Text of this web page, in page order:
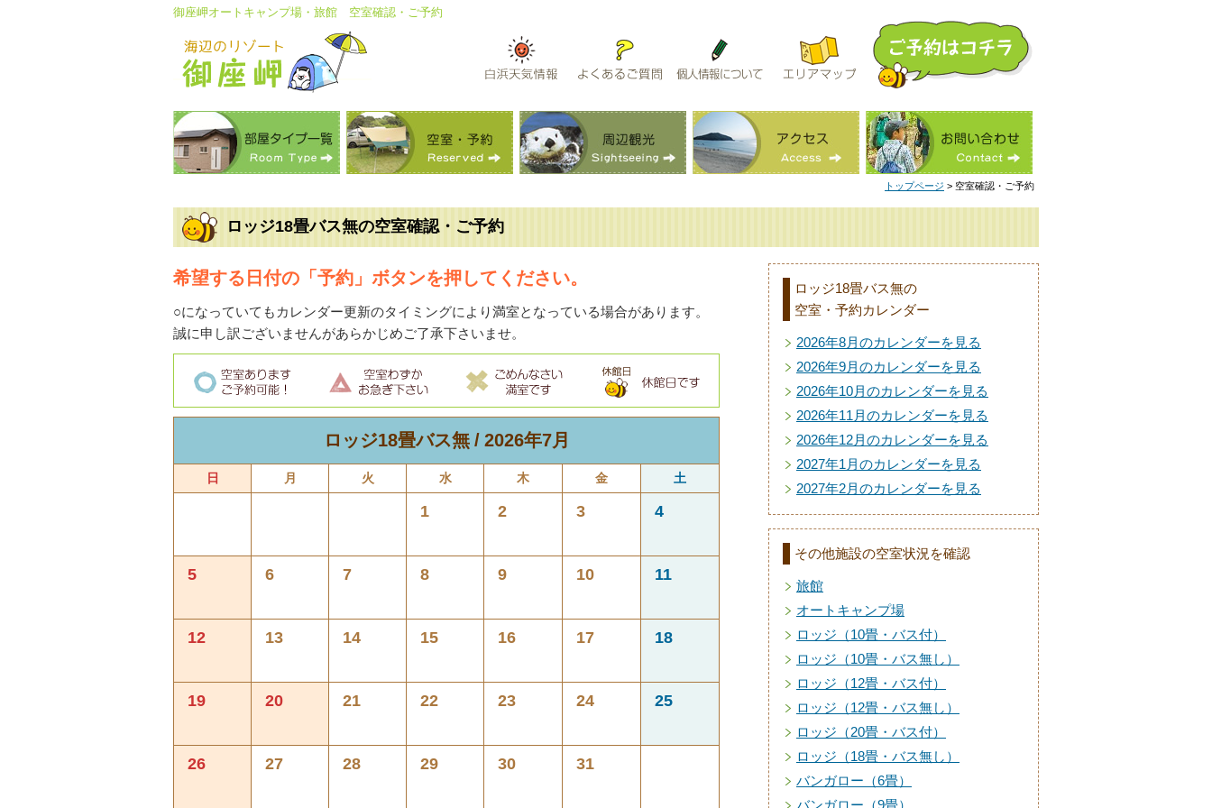
御座岬オートキャンプ場・旅館 空室確認・ご予約
トップページ > 空室確認・ご予約
ロッジ18畳バス無の空室確認・ご予約
希望する日付の「予約」ボタンを押してください。
○になっていてもカレンダー更新のタイミングにより満室となっている場合があります。
誠に申し訳ございませんがあらかじめご了承下さいませ。
ロッジ18畳バス無 2026年7月
日 月 火 水 木 金 土
1 2 3 4
5 6 7 8 9 10 11
12 13 14 15 16 17 18
19 20 21 22 23 24 25
26 27 28 29 30 31
ロッジ18畳バス無の
空室・予約カレンダー
2026年8月のカレンダーを見る
2026年9月のカレンダーを見る
2026年10月のカレンダーを見る
2026年11月のカレンダーを見る
2026年12月のカレンダーを見る
2027年1月のカレンダーを見る
2027年2月のカレンダーを見る
その他施設の空室状況を確認
旅館
オートキャンプ場
ロッジ（10畳・バス付）
ロッジ（10畳・バス無し）
ロッジ（12畳・バス付）
ロッジ（12畳・バス無し）
ロッジ（20畳・バス付）
ロッジ（18畳・バス無し）
バンガロー（6畳）
バンガロー（9畳）